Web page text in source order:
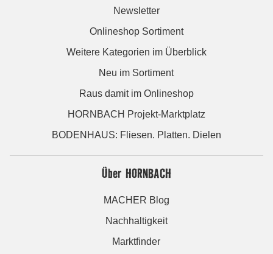
Newsletter
Onlineshop Sortiment
Weitere Kategorien im Überblick
Neu im Sortiment
Raus damit im Onlineshop
HORNBACH Projekt-Marktplatz
BODENHAUS: Fliesen. Platten. Dielen
Über HORNBACH
MACHER Blog
Nachhaltigkeit
Marktfinder